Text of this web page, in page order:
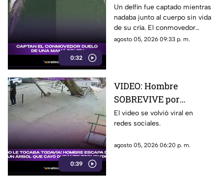
0:32
muerta y el video
CONMUEVE las redes
sociales
Un delfín fue captado mientras
nadaba junto al cuerpo sin vida
de su cría. El conmovedor
video se volvió viral y
agosto 05, 2026 09:33 p. m.
0:39
VIDEO: Hombre
SOBREVIVE por
centímetros tras la
caída de un árbol
El video se volvió viral en
redes sociales.
agosto 05, 2026 06:20 p. m.